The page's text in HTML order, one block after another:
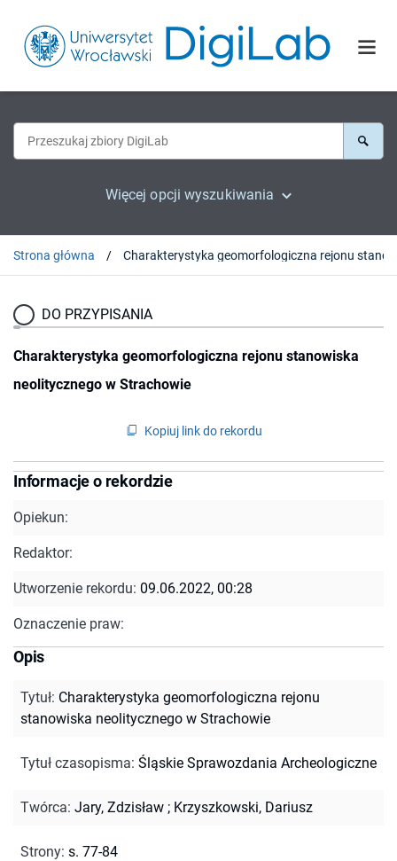
Więcej opcji wyszukiwania
Strona główna
DO PRZYPISANIA
Charakterystyka geomorfologiczna rejonu stanowiska
neolitycznego w Strachowie
Kopiuj link do rekordu
Informacje o rekordzie
Opiekun:
Redaktor:
Utworzenie rekordu: 09.06.2022, 00:28
Oznaczenie praw:
Opis
Tytuł: Charakterystyka geomorfologiczna rejonu
stanowiska neolitycznego w Strachowie
Tytuł czasopisma: Śląskie Sprawozdania Archeologiczne
Twórca: Jary, Zdzisław ; Krzyszkowski, Dariusz
Strony: s. 77-84